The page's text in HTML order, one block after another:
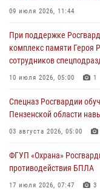
В Пензе сотрудники
дома
03 августа 2026, 05:59
Росгвардейцы
03 августа 2026, 05:15
09 июля 2026, 11:44
При поддержке
комплекс памяти Героя
сотрудников
10 июля 2026, 05:00 1
Спецназ Росгвардии
Пензенской области
03 августа 2026, 05:00
ФГУП «Охрана»
противодействия БПЛА
17 июля 2026, 07:47 3